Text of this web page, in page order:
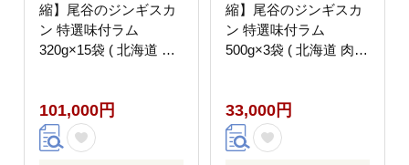
縮】尾谷のジンギスカ
ン 特選味付ラム
320g×15袋 ( 北海道 肉
0026】
101,000円
縮】尾谷のジンギスカ
ン 特選味付ラム
500g×3袋 ( 北海道 肉
0028】
33,000円